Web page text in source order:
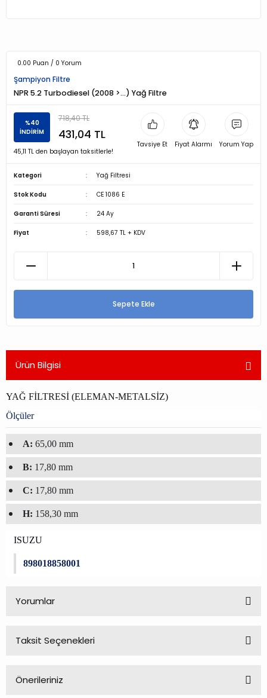
0.00 Puan / 0 Yorum
Şampiyon Filtre
NPR 5.2 Turbodiesel (2008 >…) Yağ Filtre
%40
İNDİRİM
718,40 TL
431,04 TL
45,11 TL den başlayan taksitlerle!
Tavsiye Et Fiyat Alarmı Yorum Yap
Kategori Yağ Filtresi
Stok Kodu CE 1086 E
Garanti Süresi 24 Ay
Fiyat 598,67 TL + KDV
Sepete Ekle
Ürün Bilgisi
YAĞ FİLTRESİ (ELEMAN-METALSİZ)
Ölçüler
A: 65,00 mm
B: 17,80 mm
C: 17,80 mm
H: 158,30 mm
ISUZU
898018858001
Yorumlar
Taksit Seçenekleri
Önerileriniz